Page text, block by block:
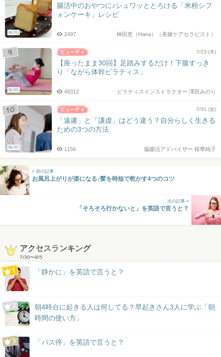
BLOG
腸活中のおやつに♪シュワッととろける「米粉シフ
ォンケーキ」レシピ
神田恵（Hana）（美腸ケアセラピスト）
2497
BLOG
7/23 (木)
【座ったまま30回】足踏みするだけ！下腹すっき
り「ながら体幹ピラティス」
ピラティスインストラクター 澤田みのり
49312
BLOG
7/31 (金)
「遠慮」と「謙虚」はどう違う？自分らしく生きる
ための3つの方法
脳腸活アドバイザー 桜華純子
1156
« 前の記事
お風呂上がりが楽になる♪髪を時短で乾かす4つのコツ
次の記事 »
「そろそろ行かないと」を英語で言うと？
アクセスランキング
7/30〜8/5
「静かに」を英語で言うと？
朝4時台に起きる人は何してる？早起きさん3人に学ぶ「朝
時間の使い方」
「バス停」を英語で言うと？